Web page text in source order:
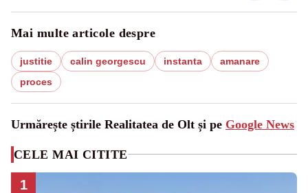
Mai multe articole despre
justitie calin georgescu instanta
amanare
proces
Urmărește știrile Realitatea de Olt și pe Google News
CELE MAI CITITE
1